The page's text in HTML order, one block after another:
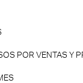
POR VENTAS Y